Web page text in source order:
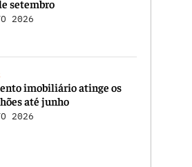
setembro
2026
imobiliário atinge os
até junho
2026